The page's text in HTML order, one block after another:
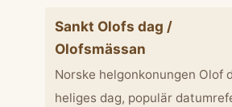
Sankt Olofs dag /
Olofsmässan
Norske helgonkonungen Olof
heliges dag, populär